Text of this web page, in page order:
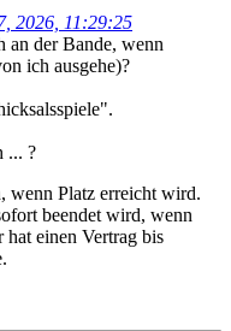
2026, 11:29:25
an der Bande, wenn
ich ausgehe)?
... ?
wenn Platz erreicht wird.
beendet wird, wenn
einen Vertrag bis